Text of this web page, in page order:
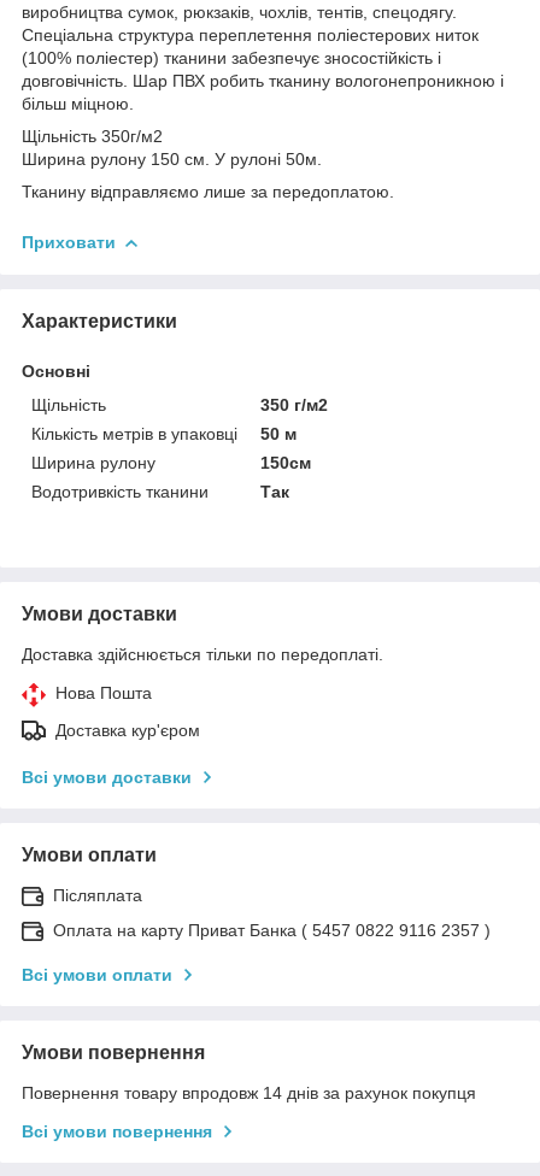
виробництва сумок, рюкзаків, чохлів, тентів, спецодягу.
Спеціальна структура переплетення поліестерових ниток
(100% поліестер) тканини забезпечує зносостійкість і
довговічність. Шар ПВХ робить тканину вологонепроникною і
більш міцною.
Щільність 350г/м2
Ширина рулону 150 см. У рулоні 50м.
Тканину відправляємо лише за передоплатою.
Приховати
Характеристики
Основні
Щільність
350 г/м2
Кількість метрів в упаковці
50 м
Ширина рулону
150см
Водотривкість тканини
Так
Умови доставки
Доставка здійснюється тільки по передоплаті.
Нова Пошта
Доставка кур'єром
Всі умови доставки
Умови оплати
Післяплата
Оплата на карту Приват Банка ( 5457 0822 9116 2357 )
Всі умови оплати
Умови повернення
Повернення товару впродовж 14 днів за рахунок покупця
Всі умови повернення